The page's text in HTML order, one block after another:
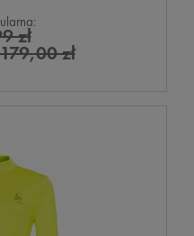
zł
179,00 zł